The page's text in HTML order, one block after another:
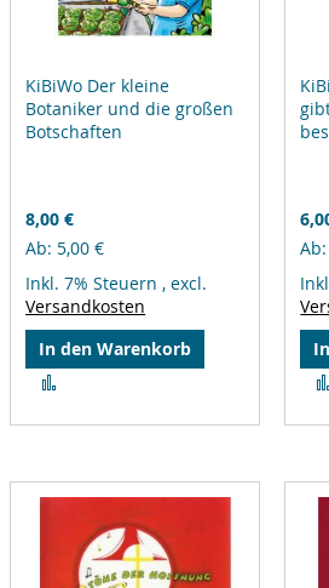
KiBiWo Der kleine
Botaniker und die großen
Botschaften
8,00 €
Ab 5,00 €
Inkl. 7% Steuern ,excl.
Versandkosten
In den Warenkorb
hinzufügen
Ab